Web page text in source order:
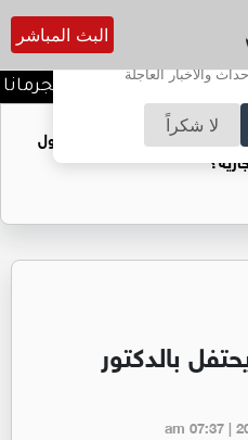
الإشعارات؟
والأخبار العاجلة
لا شكراً
البث المباشر
يدين تفجير حافلة بجرمانا
لتحقيق مكاسب مادية.. هل تحول
بالدكتور